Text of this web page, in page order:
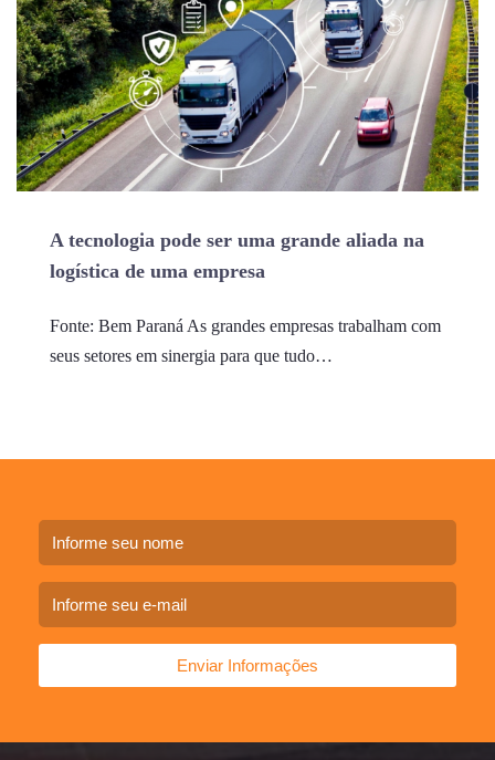
A tecnologia pode ser uma grande aliada na
logística de uma empresa
Fonte: Bem Paraná As grandes empresas trabalham com
seus setores em sinergia para que tudo…
Enviar Informações